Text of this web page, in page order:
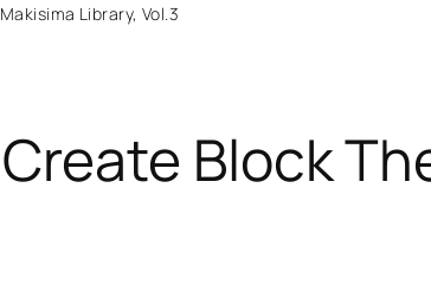
Makisima Library, Vol.3
Create Block